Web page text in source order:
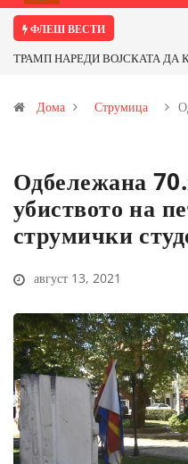
ФЛЕШ ВЕСТИ
Почнува реконструкцијата на
Дома Струмица
Одбележана
убиството на
струмички
август 13, 2021